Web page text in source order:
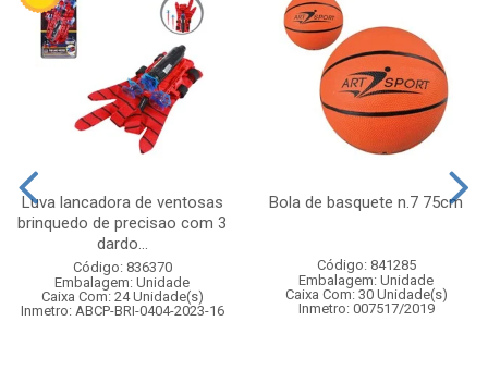
Luva lancadora de ventosas
brinquedo de precisao com 3
dardo...
Código: 836370
Embalagem: Unidade
Caixa Com: 24 Unidade(s)
Inmetro: ABCP-BRI-0404-2023-16
Bola de basquete n.7 75cm
Código: 841285
Embalagem: Unidade
Caixa Com: 30 Unidade(s)
Inmetro: 007517/2019